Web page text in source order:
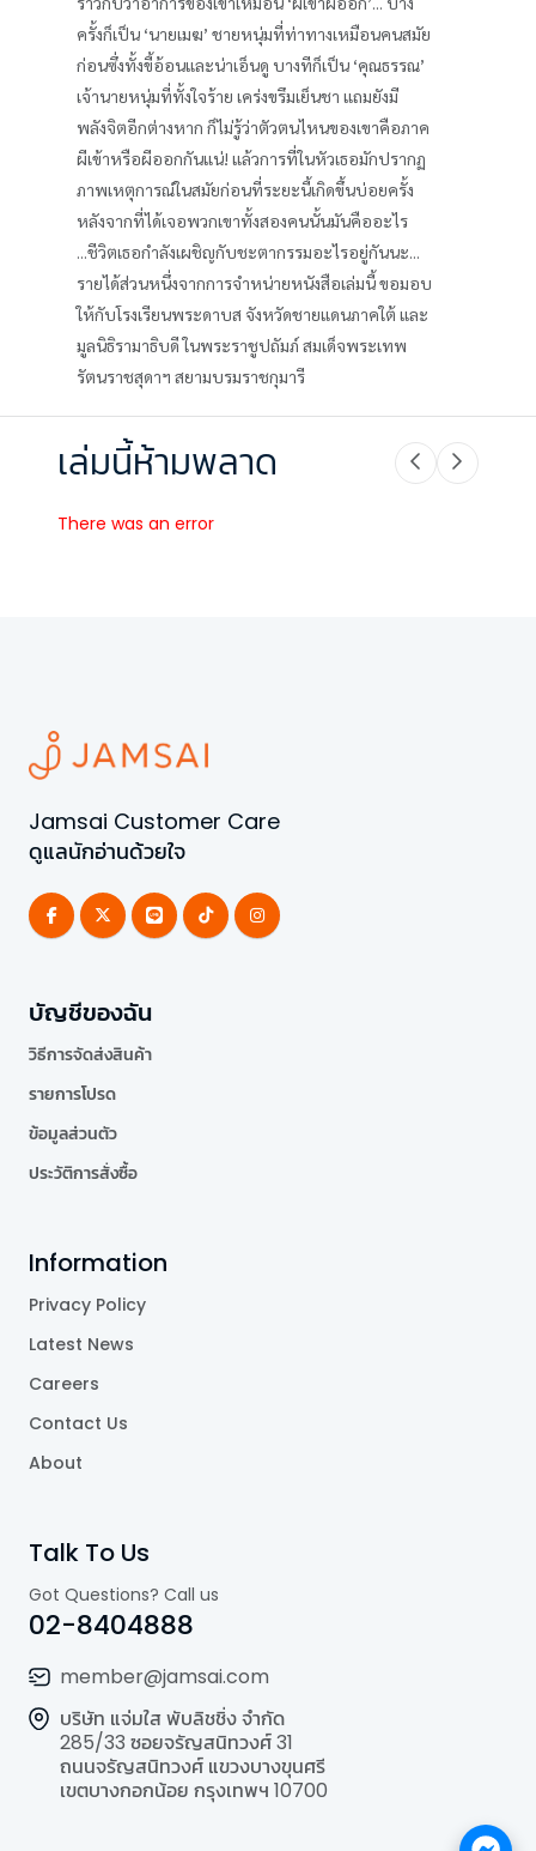
ครั้งก็เป็น ‘นายเมฆ’ ชายหนุ่มที่ท่าทางเหมือนคนสมัย
ก่อนซึ่งทั้งขี้อ้อนและน่าเอ็นดู บางทีก็เป็น ‘คุณธรรณ’
เจ้านายหนุ่มที่ทั้งใจร้าย เคร่งขรึมเย็นชา แถมยังมี
พลังจิตอีกต่างหาก ก็ไม่รู้ว่าตัวตนไหนของเขาคือภาค
ผีเข้าหรือผีออกกันแน่! แล้วการที่ในหัวเธอมักปรากฏ
ภาพเหตุการณ์ในสมัยก่อนที่ระยะนี้เกิดขึ้นบ่อยครั้ง
หลังจากที่ได้เจอพวกเขาทั้งสองคนนั้นมันคืออะไร
...ชีวิตเธอกำลังเผชิญกับชะตากรรมอะไรอยู่กันนะ...
รายได้ส่วนหนึ่งจากการจำหน่ายหนังสือเล่มนี้ ขอมอบ
ให้กับโรงเรียนพระดาบส จังหวัดชายแดนภาคใต้ และ
มูลนิธิรามาธิบดี ในพระราชูปถัมภ์ สมเด็จพระเทพ
รัตนราชสุดาฯ สยามบรมราชกุมารี
เล่มนี้ห้ามพลาด
There was an error
Jamsai Customer Care
ดูแลนักอ่านด้วยใจ
บัญชีของฉัน
วิธีการจัดส่งสินค้า
รายการโปรด
ข้อมูลส่วนตัว
ประวัติการสั่งซื้อ
Information
Privacy Policy
Latest News
Careers
Contact Us
About
Talk To Us
Got Questions? Call us
02-8404888
member@jamsai.com
บริษัท แจ่มใส พับลิชชิ่ง จำกัด
285/33 ซอยจรัญสนิทวงศ์ 31
ถนนจรัญสนิทวงศ์ แขวงบางขุนศรี
เขตบางกอกน้อย กรุงเทพฯ 10700